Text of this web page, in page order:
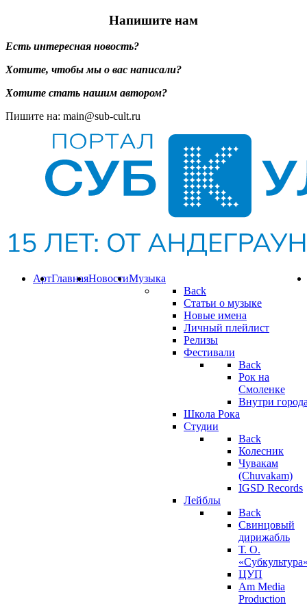
Напишите нам
Есть интересная новость?
Хотите, чтобы мы о вас написали?
Хотите стать нашим автором?
Пишите на: main@sub-cult.ru
Музыка
Back
Статьи о музыке
Новые имена
Личный плейлист
Релизы
Фестивали
Back
Рок на
Смоленке
Внутри
Школа Рока
Студии
Back
Колесник
Чувакам
(Chuvakam)
IGSD Records
Лейблы
Back
Свинцовый
дирижабль
Т. О.
ЦУП
Am Media
Production
Новости
Главная
Арт